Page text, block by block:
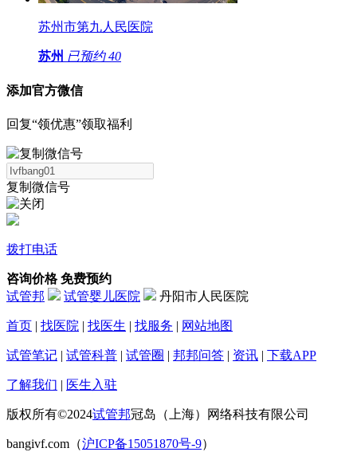
苏州市第九人民医院
苏州 已预约 40
添加官方微信
回复“领优惠”领取福利
复制微信号
拨打电话
咨询价格 免费预约
试管邦
试管婴儿医院 丹阳市人民医院
首页 | 找医院 | 找医生 | 找服务 | 网站地图
试管笔记 | 试管科普 | 试管圈 | 邦邦问答 | 资讯 | 下载APP
了解我们 | 医生入驻
版权所有©2024试管邦冠岛（上海）网络科技有限公司
bangivf.com（沪ICP备15051870号-9）